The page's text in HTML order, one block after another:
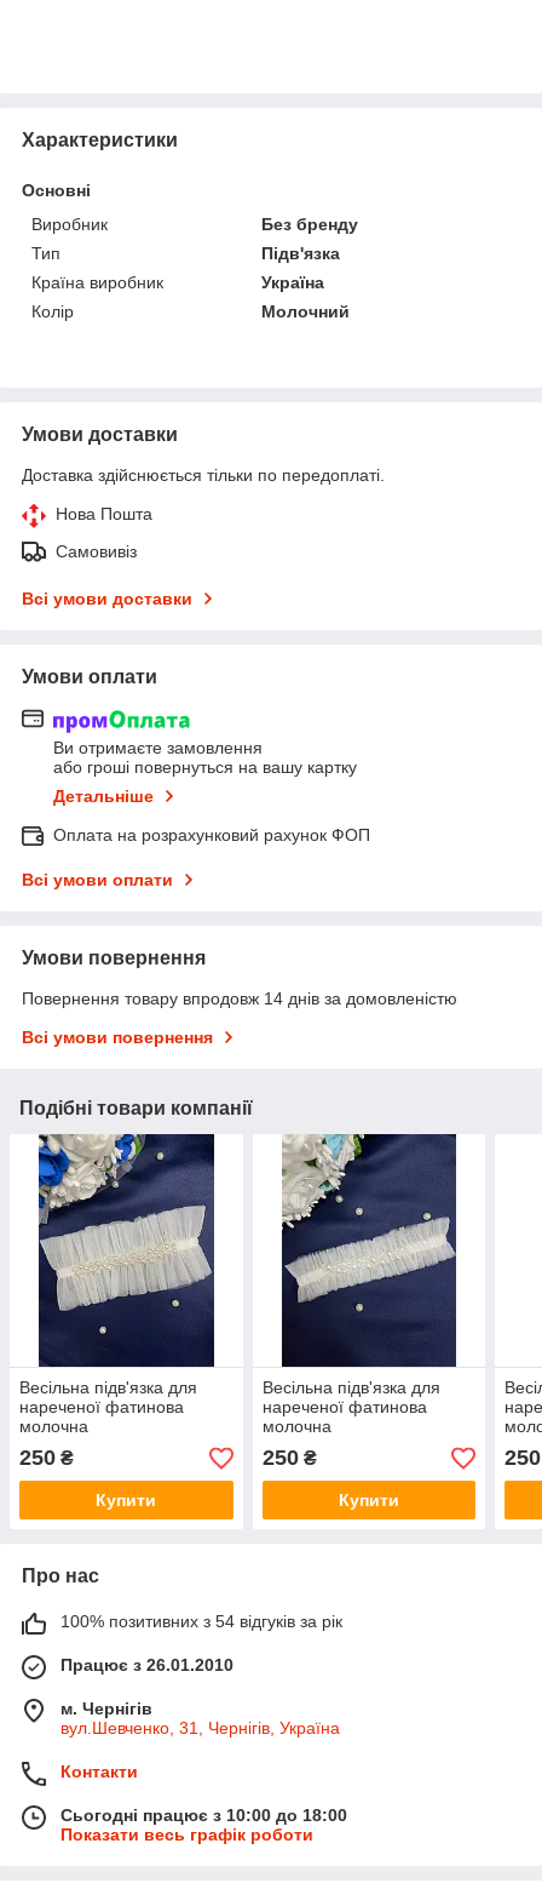
Характеристики
Основні
Виробник
Без бренду
Тип
Підв'язка
Країна виробник
Україна
Колір
Молочний
Умови доставки
Доставка здійснюється тільки по передоплаті.
Нова Пошта
Самовивіз
Всі умови доставки
Умови оплати
Ви отримаєте замовлення
або гроші повернуться на вашу картку
Детальніше
Оплата на розрахунковий рахунок ФОП
Всі умови оплати
Умови повернення
Повернення товару впродовж 14 днів за домовленістю
Всі умови повернення
Подібні товари компанії
Весільна підв'язка для
нареченої фатинова
молочна
250 ₴
Купити
Весільна підв'язка для
нареченої фатинова
молочна
250₴
Купити
250
Про нас
100% позитивних з 54 відгуків за рік
Працює з 26.01.2010
м. Чернігів
вул.Шевченко, 31, Чернігів, Україна
Контакти
Сьогодні працює з 10:00 до 18:00
Показати весь графік роботи